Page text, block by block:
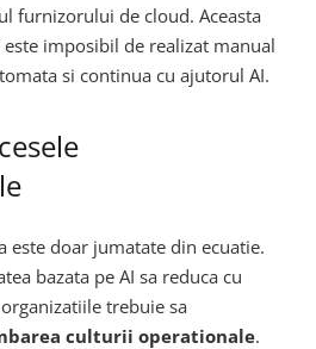
furnizorului de cloud. Aceasta
imposibil de realizat manual
si continua cu ajutorul AI.
este doar jumatate din ecuatie.
bazata pe AI sa reduca cu
trebuie sa
culturii operationale.